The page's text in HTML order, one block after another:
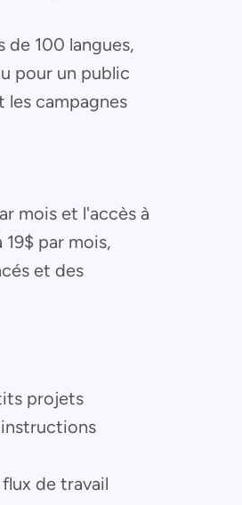
de 100 langues,
pour un public
les campagnes
mois et l'accès à
par mois,
et des
projets
de travail